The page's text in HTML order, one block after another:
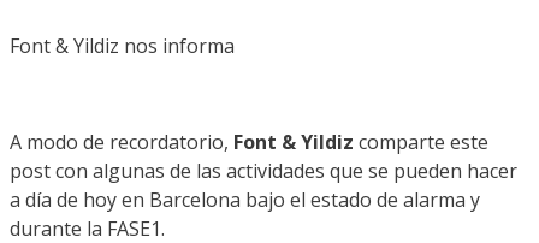
Font & Yildiz nos informa
A modo de recordatorio, Font & Yildiz comparte este
post con algunas de las actividades que se pueden hacer
a día de hoy en Barcelona bajo el estado de alarma y
durante la FASE1.